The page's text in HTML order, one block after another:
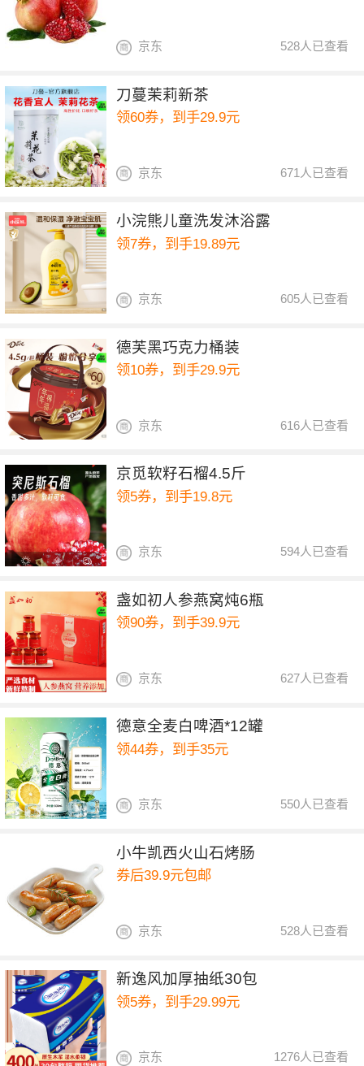
528人已查看
京东
刀蔓茉莉新茶
领60券，到手29.9元
671人已查看
京东
小浣熊儿童洗发沐浴露
领7券，到手19.89元
605人已查看
京东
德芙黑巧克力桶装
领10券，到手29.9元
616人已查看
京东
京觅软籽石榴4.5斤
领5券，到手19.8元
594人已查看
京东
盏如初人参燕窝炖6瓶
领90券，到手39.9元
627人已查看
京东
德意全麦白啤酒*12罐
领44券，到手35元
550人已查看
京东
小牛凯西火山石烤肠
券后39.9元包邮
528人已查看
京东
新逸风加厚抽纸30包
领5券，到手29.99元
1276人已查看
京东